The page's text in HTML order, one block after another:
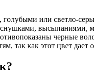
или светло-
высыпаниями,
черные
так как этот цвет дает